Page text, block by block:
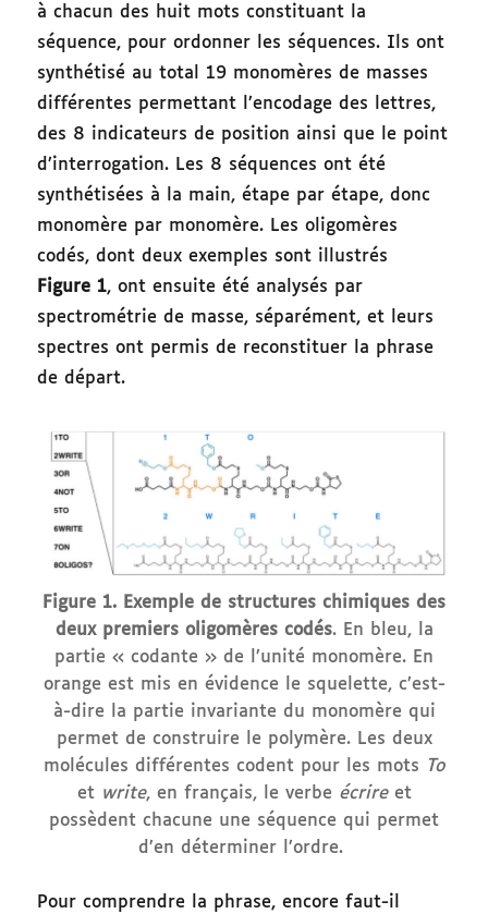
à chacun des huit mots constituant la
séquence, pour ordonner les séquences. Ils ont
synthétisé au total 19 monomères de masses
différentes permettant l’encodage des lettres,
des 8 indicateurs de position ainsi que le point
d’interrogation. Les 8 séquences ont été
synthétisées à la main, étape par étape, donc
monomère par monomère. Les oligomères
codés, dont deux exemples sont illustrés
Figure 1, ont ensuite été analysés par
spectrométrie de masse, séparément, et leurs
spectres ont permis de reconstituer la phrase
de départ.
Figure 1. Exemple de structures chimiques des
deux premiers oligomères codés. En bleu, la
partie « codante » de l’unité monomère. En
orange est mis en évidence le squelette, c’est-
à-dire la partie invariante du monomère qui
permet de construire le polymère. Les deux
molécules différentes codent pour les mots To
et write, en français, le verbe écrire et
possèdent chacune une séquence qui permet
d’en déterminer l’ordre.
Pour comprendre la phrase, encore faut-il